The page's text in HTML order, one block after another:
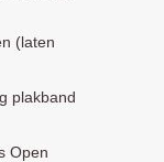
(laten
plakband
Open